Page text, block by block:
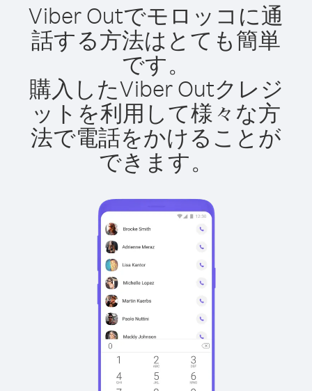
Viber Outでモロッコに通
話する方法はとても簡単
です。
購入したViber Outクレジ
ットを利用して様々な方
法で電話をかけることが
できます。